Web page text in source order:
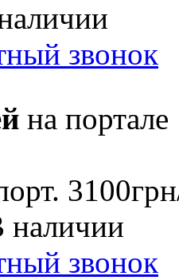
звонок
на портале
наличии
звонок